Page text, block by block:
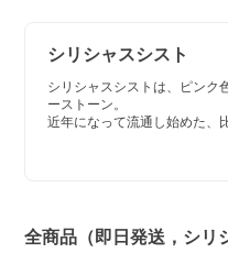
シリシャスシスト
シリシャスシストは、ピンク
ーストーン。
近年になって流通し始めた、
全商品（即日発送，シリ